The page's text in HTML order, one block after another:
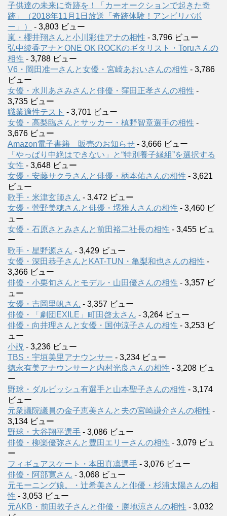
子供達の未来に奇跡を！「カーオークションで起きた奇
跡」（2018年11月1日放送「奇跡体験！アンビリバボ
ー」）
- 3,803 ビュー
嵐・櫻井翔さんと小川彩佳アナの相性 - 3,796 ビュー
弘中綾香アナとONE OK ROCKのギタリスト・Toruさんの
相性 - 3,788 ビュー
V6・岡田准一さんと女優・宮崎あおいさんの相性 - 3,786
ビュー
女優・水川あさみさんと俳優・窪田正孝さんの相性 -
3,735 ビュー
職業適性テスト - 3,701 ビュー
女優・高梨臨さんとサッカー・槙野智章選手の相性 -
3,676 ビュー
Amazon電子書籍 販売のお知らせ - 3,666 ビュー
「やっぱり中絶はできない」と“特別養子縁組”を選択する
女性 - 3,648 ビュー
女優・安藤サクラさんと俳優・柄本佑さんの相性 - 3,621
ビュー
歌手・米津玄師さん - 3,472 ビュー
女優・菅野美穂さんと俳優・堺雅人さんの相性 - 3,460 ビ
ュー
女優・石原さとみさんと前田裕二社長の相性 - 3,455 ビュ
ー
歌手・星野源さん - 3,429 ビュー
女優・深田恭子さんとKAT-TUN・亀梨和也さんの相性 -
3,366 ビュー
俳優・小栗旬さんとモデル・山田優さんの相性 - 3,357 ビ
ュー
女優・吉岡里帆さん - 3,357 ビュー
俳優・「劇団EXILE」町田啓太さん - 3,264 ビュー
俳優・向井理さんと女優・国仲涼子さんの相性 - 3,253 ビ
ュー
小説 - 3,236 ビュー
TBS・宇垣美里アナウンサー - 3,234 ビュー
徳永有美アナウンサーと内村光良さんの相性 - 3,208 ビュ
ー
野球・ダルビッシュ有選手と山本聖子さんの相性 - 3,174
ビュー
元衆議院議員の金子恵美さんと夫の宮崎謙介さんの相性 -
3,134 ビュー
野球・大谷翔平選手 - 3,086 ビュー
俳優・柳楽優弥さんと豊田エリーさんの相性 - 3,079 ビュ
ー
フィギュアスケート・本田真凛選手 - 3,076 ビュー
俳優・阿部寛さん - 3,068 ビュー
元モーニング娘。・辻希美さんと俳優・杉浦太陽さんの相
性 - 3,053 ビュー
元AKB・前田敦子さんと俳優・勝地涼さんの相性 - 3,032